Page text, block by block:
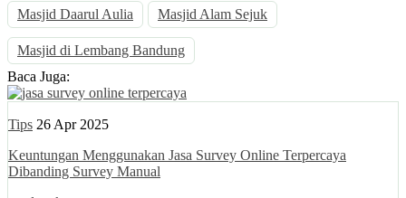
Masjid Daarul Aulia Masjid Alam Sejuk
Masjid di Lembang Bandung
Baca Juga:
Tips 26 Apr 2025
Keuntungan Menggunakan Jasa Survey Online Terpercaya
Dibanding Survey Manual